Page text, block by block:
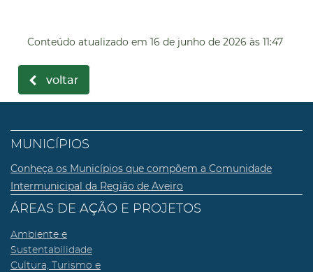
Conteúdo atualizado em 16 de junho de 2026 às 11:47
voltar
MUNICÍPIOS
Conheça os Municípios que compõem a Comunidade
Intermunicipal da Região de Aveiro
ÁREAS DE AÇÃO E PROJETOS
Ambiente e
Sustentabilidade
Cultura, Turismo e